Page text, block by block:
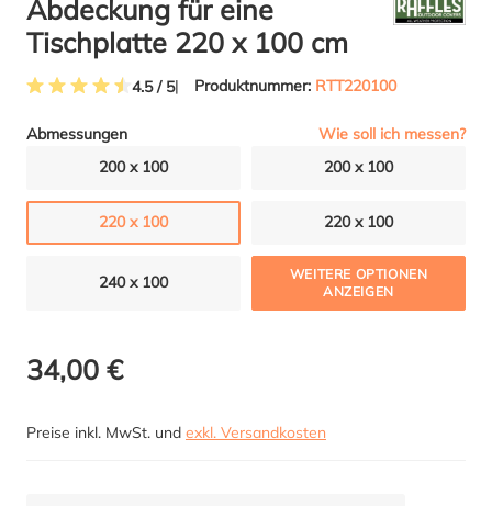
Abdeckung für eine
Tischplatte 220 x 100 cm
4.5 / 5 Produktnummer: RTT220100
Abmessungen
Wie soll ich messen?
200 x 100
200 x 100
220 x 100 220 x 100
240 x 100
WEITERE OPTIONEN
ANZEIGEN
34,00 €
Preise inkl. MwSt. und exkl. Versandkosten